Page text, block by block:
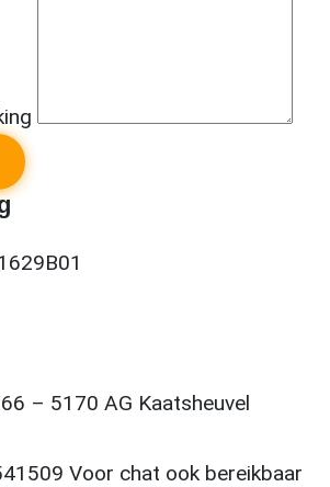
– 5170 AG Kaatsheuvel
Voor chat ook bereikbaar